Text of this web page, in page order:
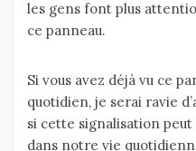
les gens font plus
ce panneau.
Si vous avez déjà vu ce
quotidien, je serai ravie
si cette signalisation
dans notre vie